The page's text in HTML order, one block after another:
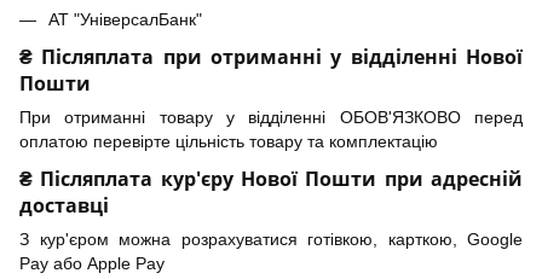
АТ "УніверсалБанк"
₴ Післяплата при отриманні у відділенні Нової
Пошти
При отриманні товару у відділенні ОБОВ'ЯЗКОВО перед
оплатою перевірте цільність товару та комплектацію
₴ Післяплата кур'єру Нової Пошти при адресній
доставці
З кур'єром можна розрахуватися готівкою, карткою, Google
Pay або Apple Pay